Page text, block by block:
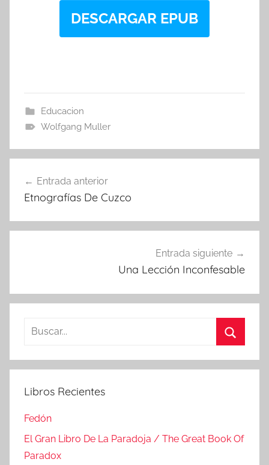
DESCARGAR EPUB
Educacion
Wolfgang Muller
de
Entrada anterior
Etnografías De Cuzco
Entrada siguiente
Una Lección Inconfesable
Buscar:
Libros Recientes
Fedón
El Gran Libro De La Paradoja / The Great Book Of
Paradox